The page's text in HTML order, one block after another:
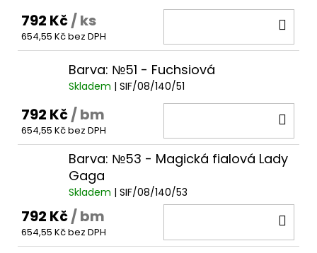
792 Kč/ ks
654,55 Kč bez DPH
Barva: №51 - Fuchsiová
Skladem | SIF/08/140/51
792 Kč/ bm
654,55 Kč bez DPH
Barva: №53 - Magická fialová Lady
Gaga
Skladem | SIF/08/140/53
792 Kč/ bm
654,55 Kč bez DPH